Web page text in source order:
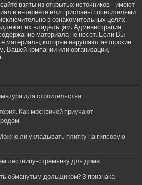
взяты из открытых источников - имеют
в интернете или присланы посетителями
в ознакомительных целях.
их владельцам. Администрация
материала не несет. Если Вы
материалы, которые нарушают авторские
Вашей компании или организации,
для строительства
Как москвичей приучают
ли укладывать плитку на гипсовую
лестницу-стремянку для дома
обманутым дольщиком? 3 признака